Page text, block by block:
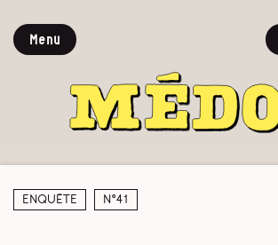
Menu
Enquête N°41